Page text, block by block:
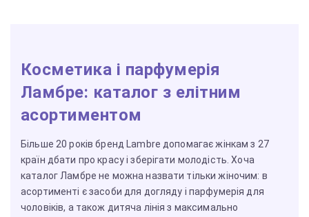
Косметика і парфумерія
Ламбре: каталог з елітним
асортиментом
Більше 20 років бренд Lambre допомагає жінкам з 27
країн дбати про красу і зберігати молодість. Хоча
каталог Ламбре не можна назвати тільки жіночим: в
асортименті є засоби для догляду і парфумерія для
чоловіків, а також дитяча лінія з максимально